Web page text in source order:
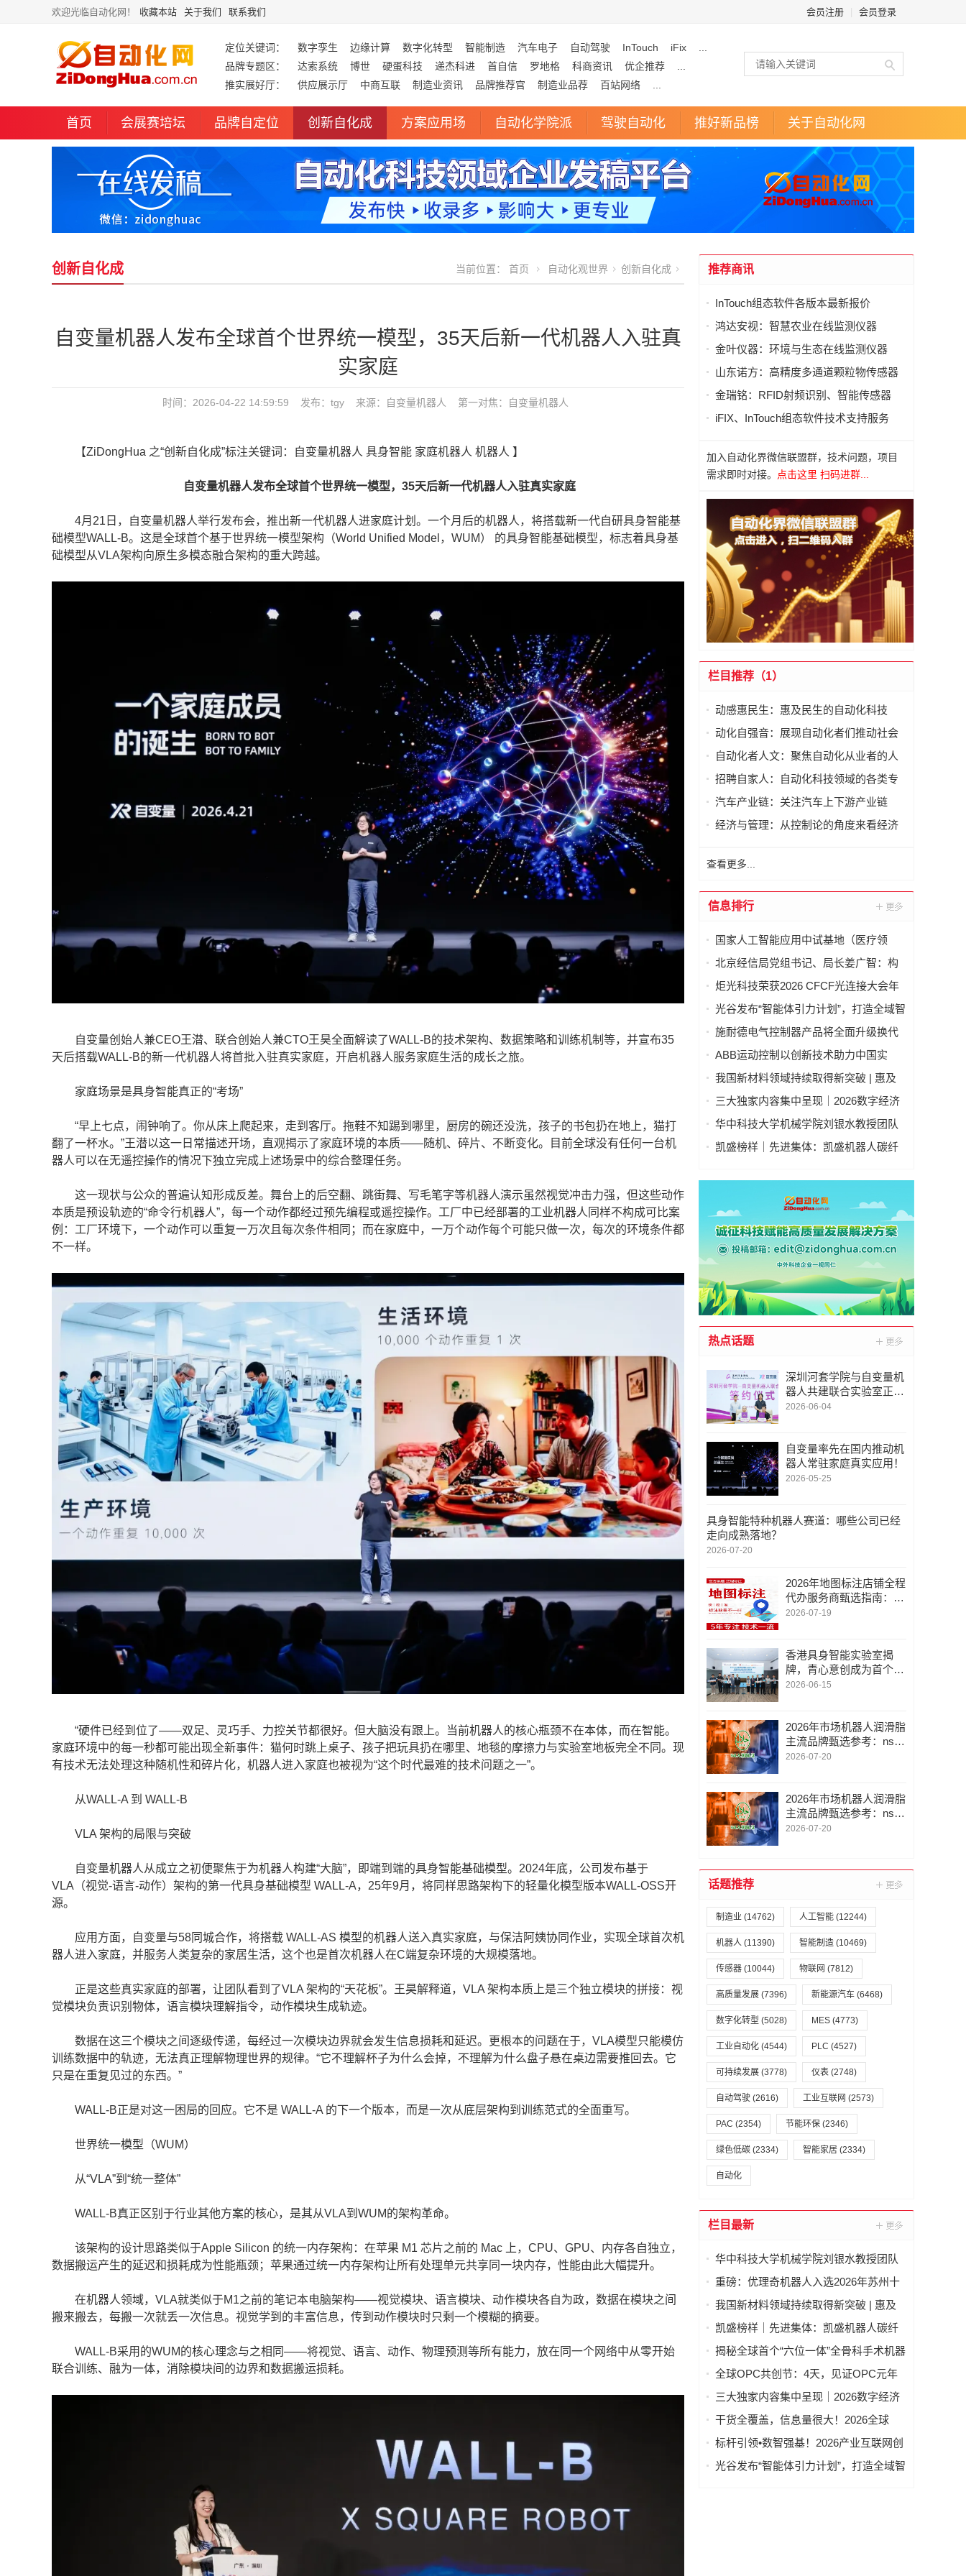
欢迎光临自动化网！ 收藏本站 关于我们 联系我们 会员注册 会员登录
定位关键词： 数字孪生 边缘计算 数字化转型 智能制造 汽车电子 自动驾驶 InTouch iFix
品牌专题区：
达索系统 博世 硬蛋科技 递杰科进 首自信 罗地格 科商资讯 优企推荐
推实展好厅：
供应展示厅 中商互联 制造业资讯 品牌推荐官 制造业品荐 百站网络
首页 会展赛培坛 品牌自定位 创新自化成 方案应用场 自动化学院派 驾驶自动化 推好新品榜 关于自动化网
创新自化成 当前位置： 首页 自动化观世界 创新自化成
自变量机器人发布全球首个世界统一模型，35天后新一代机器人入驻真
实家庭
时间：2026-04-22 14:59:59 发布：tgy 来源：自变量机器人 第一对焦： 自变量机器人
【ZiDongHua 之“创新自化成”标注关键词：自变量机器人 具身智能 家庭机器人 机器人 】
自变量机器人发布全球首个世界统一模型，35天后新一代机器人入驻真实家庭
4月21日，自变量机器人举行发布会，推出新一代机器人进家庭计划。一个月后的机器人，将搭载新一代自研具身智能基
础模型WALL-B。这是全球首个基于世界统一模型架构（World Unified Model，WUM） 的具身智能基础模型，标志着具身基
础模型从VLA架构向原生多模态融合架构的重大跨越。
自变量创始人兼CEO王潜、联合创始人兼CTO王昊全面解读了WALL-B的技术架构、数据策略和训练机制等，并宣布35
天后搭载WALL-B的新一代机器人将首批入驻真实家庭，开启机器人服务家庭生活的成长之旅。
家庭场景是具身智能真正的“考场”
“早上七点，闹钟响了。你从床上爬起来，走到客厅。拖鞋不知踢到哪里，厨房的碗还没洗，孩子的书包扔在地上，猫打
翻了一杯水。”王潜以这一日常描述开场，直观揭示了家庭环境的本质——随机、碎片、不断变化。目前全球没有任何一台机
器人可以在无遥控操作的情况下独立完成上述场景中的综合整理任务。
这一现状与公众的普遍认知形成反差。舞台上的后空翻、跳街舞、写毛笔字等机器人演示虽然视觉冲击力强，但这些动作
本质是预设轨迹的“命令行机器人”，每一个动作都经过预先编程或遥控操作。工厂中已经部署的工业机器人同样不构成可比案
例：工厂环境下，一个动作可以重复一万次且每次条件相同；而在家庭中，一万个动作每个可能只做一次，每次的环境条件都
不一样。
“硬件已经到位了——双足、灵巧手、力控关节都很好。但大脑没有跟上。当前机器人的核心瓶颈不在本体，而在智能。
家庭环境中的每一秒都可能出现全新事件：猫何时跳上桌子、孩子把玩具扔在哪里、地毯的摩擦力与实验室地板完全不同。现
有技术无法处理这种随机性和碎片化，机器人进入家庭也被视为“这个时代最难的技术问题之一”。
从WALL-A 到 WALL-B
VLA 架构的局限与突破
自变量机器人从成立之初便聚焦于为机器人构建“大脑”，即端到端的具身智能基础模型。2024年底，公司发布基于
VLA（视觉-语言-动作）架构的第一代具身基础模型 WALL-A，25年9月，将同样思路架构下的轻量化模型版本WALL-OSS开
源。
应用方面，自变量与58同城合作，将搭载 WALL-AS 模型的机器人送入真实家庭，与保洁阿姨协同作业，实现全球首次机
器人进入家庭，并服务人类复杂的家居生活，这个也是首次机器人在C端复杂环境的大规模落地。
正是这些真实家庭的部署，让团队看到了VLA 架构的“天花板”。王昊解释道，VLA 架构本质上是三个独立模块的拼接：视
觉模块负责识别物体，语言模块理解指令，动作模块生成轨迹。
数据在这三个模块之间逐级传递，每经过一次模块边界就会发生信息损耗和延迟。更根本的问题在于，VLA模型只能模仿
训练数据中的轨迹，无法真正理解物理世界的规律。“它不理解杯子为什么会掉，不理解为什么盘子悬在桌边需要推回去。它
只是在重复见过的东西。”
WALL-B正是对这一困局的回应。它不是 WALL-A 的下一个版本，而是一次从底层架构到训练范式的全面重写。
世界统一模型（WUM）
从“VLA”到“统一整体”
WALL-B真正区别于行业其他方案的核心，是其从VLA到WUM的架构革命。
该架构的设计思路类似于Apple Silicon 的统一内存架构：在苹果 M1 芯片之前的 Mac 上，CPU、GPU、内存各自独立，
数据搬运产生的延迟和损耗成为性能瓶颈；苹果通过统一内存架构让所有处理单元共享同一块内存，性能由此大幅提升。
在机器人领域，VLA就类似于M1之前的笔记本电脑架构——视觉模块、语言模块、动作模块各自为政，数据在模块之间
搬来搬去，每搬一次就丢一次信息。视觉学到的丰富信息，传到动作模块时只剩一个模糊的摘要。
WALL-B采用的WUM的核心理念与之相同——将视觉、语言、动作、物理预测等所有能力，放在同一个网络中从零开始
联合训练、融为一体，消除模块间的边界和数据搬运损耗。
推荐商讯
InTouch组态软件各版本最新报价
鸿达安视：智慧农业在线监测仪器
金叶仪器：环境与生态在线监测仪器
山东诺方：高精度多通道颗粒物传感器
金瑞铭：RFID射频识别、智能传感器
iFIX、InTouch组态软件技术支持服务
加入自动化界微信联盟群，技术问题，项目
需求即时对接。
点击这里 扫码进群...
栏目推荐（1）
动感惠民生：惠及民生的自动化科技
动化自强音：展现自动化者们推动社会
进步发出的响亮声音
自动化者人文：聚焦自动化从业者的人
文思考
招聘自家人：自动化科技领域的各类专
家及人才需求资讯
汽车产业链：关注汽车上下游产业链
经济与管理：从控制论的角度来看经济
查看更多...
信息排行
国家人工智能应用中试基地（医疗领
域）·北京展厅在国际医药创新公园正式
北京经信局党组书记、局长姜广智：构
建科技创新和产业创新融合发展 “北京模
炬光科技荣获2026 CFCF光连接大会年
度产品创新奖，以晶圆级制造赋能AI时
光谷发布“智能体引力计划”，打造全域智
能体之城
施耐德电气控制器产品将全面升级换代
ABB运动控制以创新技术助力中国实
现"双碳"目标
我国新材料领域持续取得新突破 | 惠及
高端制造、人工智能等一批关键产业
三大独家内容集中呈现｜2026数字经济
产业博览会构筑数字产业标杆
华中科技大学机械学院刘银水教授团队
牵头研发的“深海浸没式海水液压元件关
凯盛榜样｜先进集体：凯盛机器人碳纤
——迈向“智造”新高度
热点话题
深圳河套学院与自变量机
器人共建联合实验室正式
签约
2026-06-04
自变量率先在国内推动机
器人常驻家庭真实应用！
2026-05-25
具身智能特种机器人赛道：哪些公司已经
走向成熟落地？
2026-07-20
2026年地图标注店铺全程
代办服务商甄选指南：深
圳市金智云软件联系/地
2026-07-19
香港具身智能实验室揭
牌，青心意创成为首个交
互型家庭机器人战略合作
2026-06-15
2026年市场机器人润滑脂
主流品牌甄选参考：nsf
认证润滑脂/omega润滑
2026-07-20
2026年市场机器人润滑脂
主流品牌甄选参考：nsf
认证润滑脂/omega润滑
2026-07-20
话题推荐
制造业 (14762) 人工智能 (12244)
机器人 (11390) 智能制造 (10469)
传感器 (10044) 物联网 (7812)
高质量发展 (7396) 新能源汽车 (6468)
数字化转型 (5028) MES (4773)
工业自动化 (4544) PLC (4527)
可持续发展 (3778) 仪表 (2748)
自动驾驶 (2616) 工业互联网 (2573)
PAC (2354) 节能环保 (2346)
绿色低碳 (2334) 智能家居 (2334)
自动化
栏目最新
华中科技大学机械学院刘银水教授团队
牵头研发的“深海浸没式海水液压元件关
奖
重磅：优理奇机器人入选2026年苏州十
大产业科技成果
我国新材料领域持续取得新突破 | 惠及
高端制造、人工智能等一批关键产业
凯盛榜样｜先进集体：凯盛机器人碳纤
维卷轴智能机器人集群项目创新团队
揭秘全球首个“六位一体”全骨科手术机器
人
全球OPC共创节：4天，见证OPC元年
真的来了！
三大独家内容集中呈现｜2026数字经济
产业博览会构筑数字产业标杆
干货全覆盖，信息量很大！2026全球
OPC共创节主论坛，精华总结看这篇→
标杆引领•数智强基！2026产业互联网创
新发展论坛洞察AI变革新趋势
光谷发布“智能体引力计划”，打造全域智